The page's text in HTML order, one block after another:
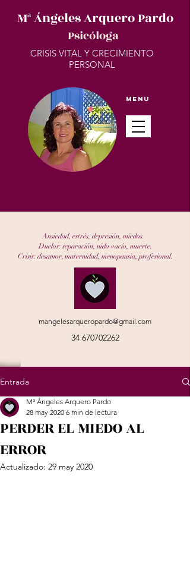
Mª Ángeles Arquero Pardo
Psicóloga
CRISIS VITAL Y CRECIMIENTO
PERSONAL
Menu
Ansiedad, estrés, depresión, miedos.
Duelos: separación, nido vacío, muerte.
Crisis: desamor, maternidad, menopausia, profesional.
mangelesarqueropardo@gmail.com
34 670702262
Entrada
PERDER EL MIEDO AL
ERROR
Mª Ángeles Arquero Pardo
28 may 2020 6 min de lectura
Actualizado: 29 may 2020